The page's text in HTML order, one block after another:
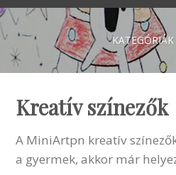
KATEGÓRIÁK
Kreatív színezők
A MiniArtpn kreatív
a gyermek, akkor már